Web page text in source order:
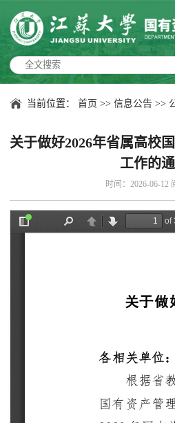
当前位置： 首页 >> 信息公告 >>
关于做好2026年省属高校
工作的
时间：2026-06-12